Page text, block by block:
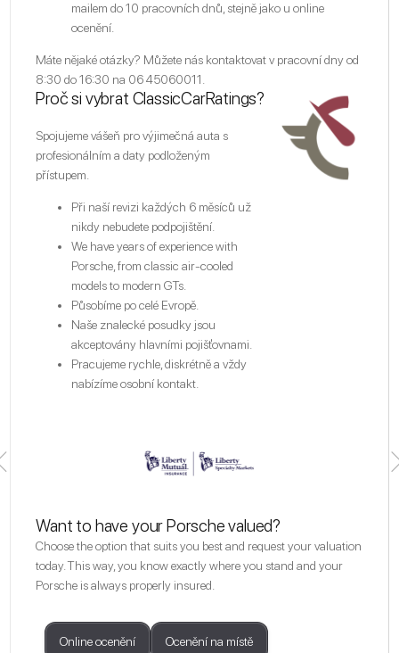
mailem do 10 pracovních dnů, stejně jako u online
ocenění.
Máte nějaké otázky? Můžete nás kontaktovat v pracovní dny od
8:30 do 16:30 na 06 45060011.
Proč si vybrat ClassicCarRatings?
Spojujeme vášeň pro výjimečná auta s
profesionálním a daty podloženým
přístupem.
Při naší revizi každých 6 měsíců už
nikdy nebudete podpojištění.
We have years of experience with
Porsche, from classic air-cooled
models to modern GTs.
Působíme po celé Evropě.
Naše znalecké posudky jsou
akceptovány hlavními pojišťovnami.
Pracujeme rychle, diskrétně a vždy
nabízíme osobní kontakt.
Want to have your Porsche valued?
Choose the option that suits you best and request your valuation
today. This way, you know exactly where you stand and your
Porsche is always properly insured.
Online ocenění Ocenění na místě